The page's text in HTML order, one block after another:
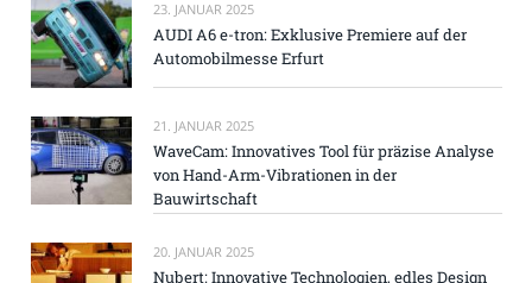
23. JANUAR 2025
AUDI A6 e-tron: Exklusive Premiere auf der
Automobilmesse Erfurt
21. JANUAR 2025
WaveCam: Innovatives Tool für präzise Analyse
von Hand-Arm-Vibrationen in der
Bauwirtschaft
20. JANUAR 2025
Nubert: Innovative Technologien, edles Design